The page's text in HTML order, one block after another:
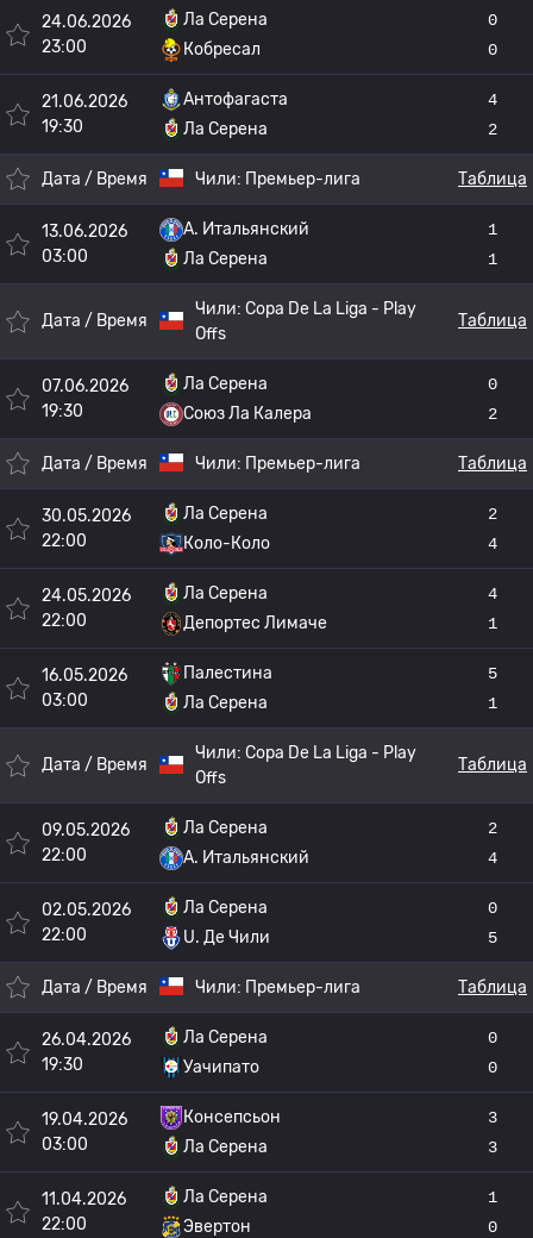
24.06.2026
23:00
Ла Серена
Кобресал
0
0
21.06.2026
19:30
Антофагаста
Ла Серена
4
2
Дата / Время Чили: Премьер-лига Таблица
13.06.2026
03:00
A. Итальянский
Ла Серена
1
1
Дата / Время
Чили: Copa De La Liga - Play
Offs
Таблица
07.06.2026
19:30
Ла Серена
Союз Ла Калера
0
2
Дата / Время Чили: Премьер-лига Таблица
30.05.2026
22:00
Ла Серена
Коло-Коло
2
4
24.05.2026
22:00
Ла Серена
Депортес Лимаче
4
1
16.05.2026
03:00
Палестина
Ла Серена
5
1
Дата / Время
Чили: Copa De La Liga - Play
Offs
Таблица
09.05.2026
22:00
Ла Серена
A. Итальянский
2
4
02.05.2026
22:00
Ла Серена
U. Де Чили
0
5
Дата / Время Чили: Премьер-лига Таблица
26.04.2026
19:30
Ла Серена
Уачипато
0
0
19.04.2026
03:00
Консепсьон
Ла Серена
3
3
11.04.2026
22:00
Ла Серена
Эвертон
1
0